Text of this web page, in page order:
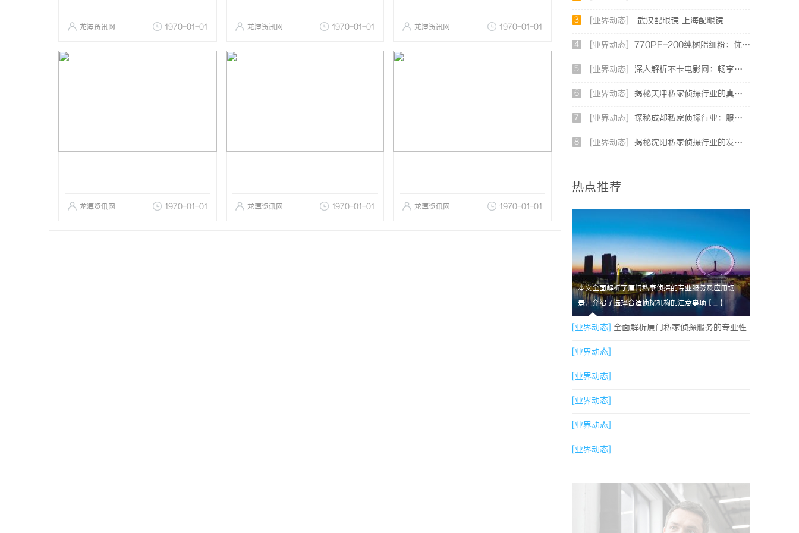
龙潭资讯网 1970-01-01 龙潭资讯网 1970-01-01 龙潭资讯网 1970-01-01
龙潭资讯网 1970-01-01 龙潭资讯网 1970-01-01 龙潭资讯网 1970-01-01
3 [业界动态] 武汉配眼镜 上海配眼镜
4 [业界动态] 770PF-200纯树脂细粉：优质材料的全貌与应用
5 [业界动态] 深入解析不卡电影网：畅享高清影视体验的最佳选择
6 [业界动态] 揭秘天津私家侦探行业的真实面貌与服务优势
7 [业界动态] 探秘成都私家侦探行业：服务、案例与市场现状全面解析
8 [业界动态] 揭秘沈阳私家侦探行业的发展与应用：专业侦探服务的全方位解析
热点推荐
本文全面解析了厦门私家侦探的专业服务及应用场
景，介绍了选择合适侦探机构的注意事项【....】
[业界动态] 全面解析厦门私家侦探服务的专业性
与应用场景
[业界动态]
[业界动态]
[业界动态]
[业界动态]
[业界动态]